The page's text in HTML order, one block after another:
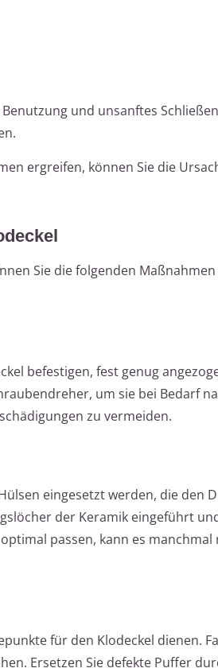
und unsanftes
ergreifen, können Sie die
Sie die folgenden
befestigen, fest genug
um sie bei Bedarf
zu vermeiden.
eingesetzt werden, die den
der Keramik eingeführt
passen, kann es
für den Klodeckel dienen.
Ersetzen Sie defekte Puffer